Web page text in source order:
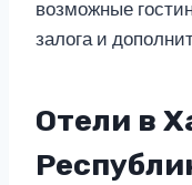
возможные
залога и
Отели в